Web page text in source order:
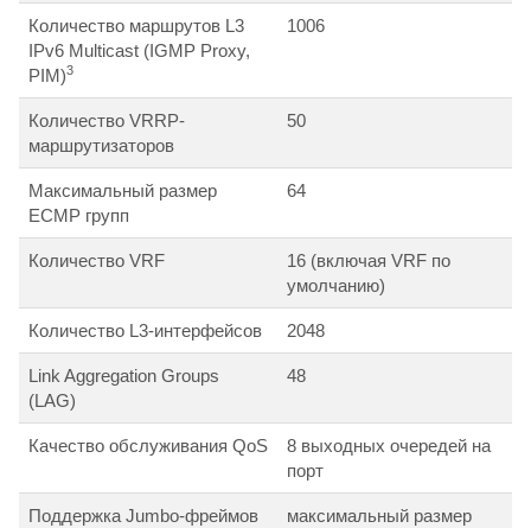
Количество маршрутов L3
IPv6 Multicast (IGMP Proxy,
PIM)3
1006
Количество VRRP-
маршрутизаторов
50
Максимальный размер
ECMP групп
64
Количество VRF
16 (включая VRF по
умолчанию)
Количество L3-интерфейсов 2048
Link Aggregation Groups
(LAG)
48
Качество обслуживания QoS
8 выходных очередей на
порт
Поддержка Jumbo-фреймов
максимальный размер